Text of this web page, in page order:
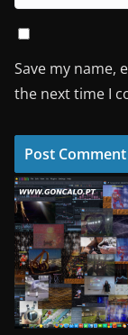
Save my name,
the next time I